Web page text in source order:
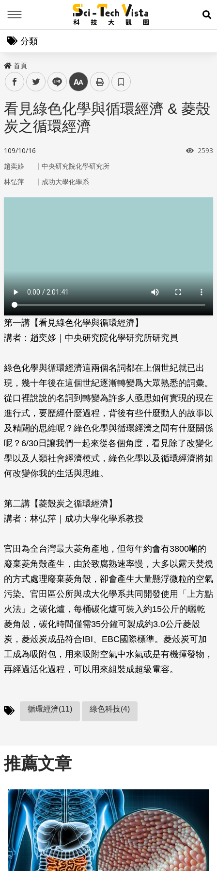
展
分類
首頁
facebooktwitter line 中
看見綠色化學與循環經濟 & 菱殼
炭之循環經濟
109/10/16 瀏覽
2593
趙奕姼 ｜ 中央研究院化學研究所
林弘萍
｜ 成功大學化學系
第一講【看見綠色化學與循環經濟】
講者：趙奕姼｜中央研究院化學研究所研究員
綠色化學與循環經濟這兩個名詞都在上個世紀就已出
現，幾十年後在這個世紀逐漸轉變爲大眾熟悉的詞彙。
從口裡說說的名詞到轉變為許多人亟思如何實現的現在
進行式，要歷經什麼過程，背後有些什麼動人的故事以
及精闢的思維呢？綠色化學與循環經濟之間有什麼關係
呢？6/30日讓我們一起來從各個角度，看見除了改變化
學以及人類社會經濟模式，綠色化學以及循環經濟將如
何改變你我的生活與思維。
第二講【菱殼炭之循環經濟】
講者：林弘萍｜成功大學化學系教授
官田為全台灣最大菱角產地，但每年約會有3800噸的
廢棄菱角殼產生，由於致腐熟速率慢，大多以露天焚燒
的方式處理廢棄菱角殼，卻會產生大量懸浮微粒的空氣
污染。官田區公所與成大化學系共同開發使用「上方點
火法」之碳化爐，每桶碳化爐可裝入約15公斤的曬乾
菱角殼，碳化時間僅需35分鐘可製成約3.0公斤菱殼
炭，菱殼炭成品符合IBI、EBC國際標準。菱殼炭可加
工成為吸附包，用來吸附空氣中水氣或是有機揮發物，
再經過活化過程，可以用來組裝成超級電容。
循環經濟(11) 綠色科技(4)
推薦文章